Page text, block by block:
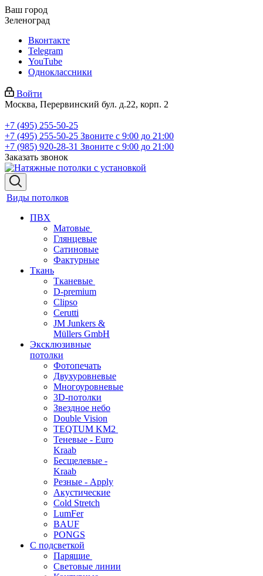
Ваш город
Зеленоград
Вконтакте
Telegram
YouTube
Одноклассники
Войти
Москва, Перервинский бул. д.22, корп. 2
+7 (495) 255-50-25
+7 (495) 255-50-25 Звоните с 9:00 до 21:00
+7 (985) 920-28-31 Звоните с 9:00 до 21:00
Заказать звонок
Виды потолков
ПВХ
Матовые
Глянцевые
Сатиновые
Фактурные
Ткань
Тканевые
D-premium
Clipso
Cerutti
JM Junkers &
Müllers GmbH
Эксклюзивные
потолки
Фотопечать
Двухуровневые
Многоуровневые
3D-потолки
Звездное небо
Double Vision
TEQTUM KM2
Теневые - Euro
Kraab
Бесщелевые -
Kraab
Резные - Apply
Акустические
Cold Stretch
LumFer
BAUF
PONGS
С подсветкой
Парящие
Световые линии